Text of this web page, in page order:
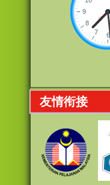
友情衔接